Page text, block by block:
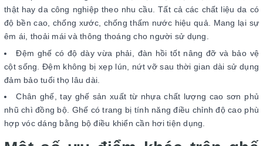
thật hay da công nghiệp theo nhu cầu. Tất cả các chất liệu da có
độ bền cao, chống xước, chống thấm nước hiệu quả. Mang lại sự
êm ái, thoải mái và thông thoáng cho người sử dụng.
Đệm ghế có độ dày vừa phải, đàn hồi tốt nâng đỡ và bảo vệ
cột sống. Đệm không bị xẹp lún, nứt vỡ sau thời gian dài sử dụng
đảm bảo tuổi thọ lâu dài.
Chân ghế, tay ghế sản xuất từ nhựa chất lượng cao sơn phủ
nhũ chì đồng bộ. Ghế có trang bị tính năng điều chỉnh độ cao phù
hợp vóc dáng bằng bộ điều khiển cần hơi tiện dụng.